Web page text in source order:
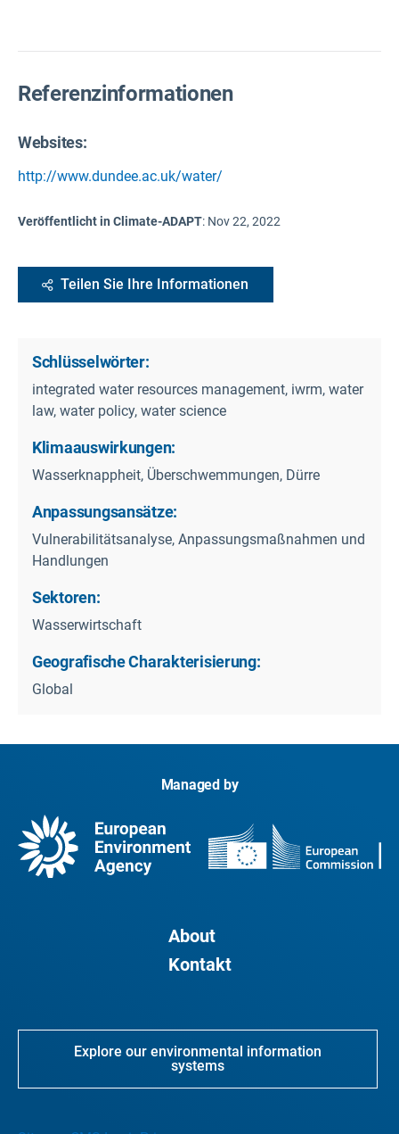
Referenzinformationen
Websites:
http://www.dundee.ac.uk/water/
Veröffentlicht in Climate-ADAPT: Nov 22, 2022
Teilen Sie Ihre Informationen
Schlüsselwörter:
integrated water resources management, iwrm, water
law, water policy, water science
Klimaauswirkungen:
Wasserknappheit, Überschwemmungen, Dürre
Anpassungsansätze:
Vulnerabilitätsanalyse, Anpassungsmaßnahmen und
Handlungen
Sektoren:
Wasserwirtschaft
Geografische Charakterisierung:
Global
Managed by
About
Kontakt
Explore our environmental information
systems